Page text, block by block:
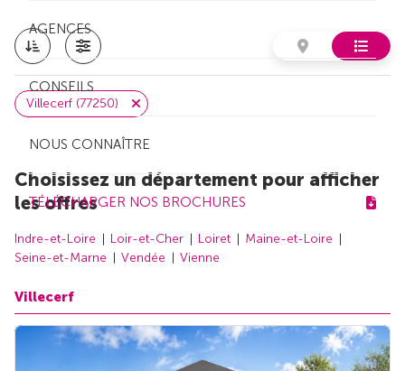
AGENCES
CONSEILS
NOUS CONNAÎTRE
TÉLÉCHARGER NOS BROCHURES
Villecerf (77250)
Choisissez un département pour afficher
les offres
Indre-et-Loire Loir-et-Cher Loiret
Maine-et-Loire
Seine-et-Marne
Vendée Vienne
Villecerf